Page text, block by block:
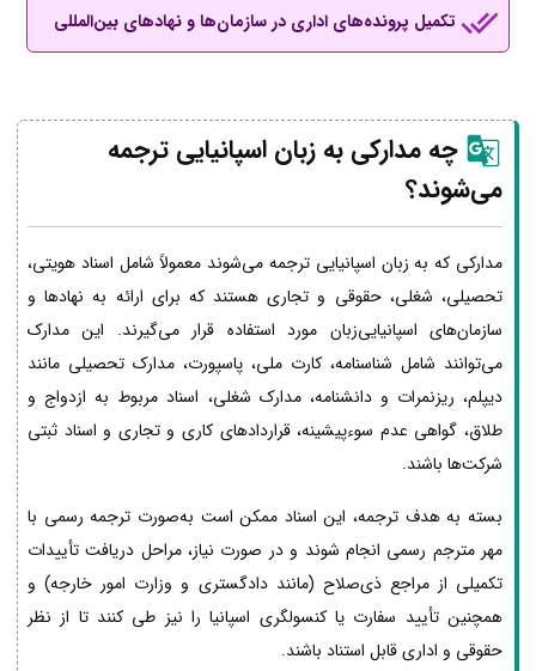
تکمیل پرونده‌های اداری در سازمان‌ها و نهادهای بین‌المللی
چه مدارکی به زبان اسپانیایی ترجمه
می‌شوند؟
مدارکی که به زبان اسپانیایی ترجمه می‌شوند معمولاً شامل اسناد هویتی،
تحصیلی، شغلی، حقوقی و تجاری هستند که برای ارائه به نهادها و
سازمان‌های اسپانیایی‌زبان مورد استفاده قرار می‌گیرند. این مدارک
می‌توانند شامل شناسنامه، کارت ملی، پاسپورت، مدارک تحصیلی مانند
دیپلم، ریزنمرات و دانشنامه، مدارک شغلی، اسناد مربوط به ازدواج و
طلاق، گواهی عدم سوءپیشینه، قراردادهای کاری و تجاری و اسناد ثبتی
شرکت‌ها باشند.
بسته به هدف ترجمه، این اسناد ممکن است به‌صورت ترجمه رسمی با
مهر مترجم رسمی انجام شوند و در صورت نیاز، مراحل دریافت تأییدات
تکمیلی از مراجع ذی‌صلاح (مانند دادگستری و وزارت امور خارجه) و
همچنین تأیید سفارت یا کنسولگری اسپانیا را نیز طی کنند تا از نظر
حقوقی و اداری قابل استناد باشند.